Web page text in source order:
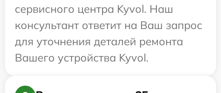
сервисного центра Kyvol. Наш
консультант ответит на Ваш запрос
для уточнения деталей ремонта
Вашего устройства Kyvol.